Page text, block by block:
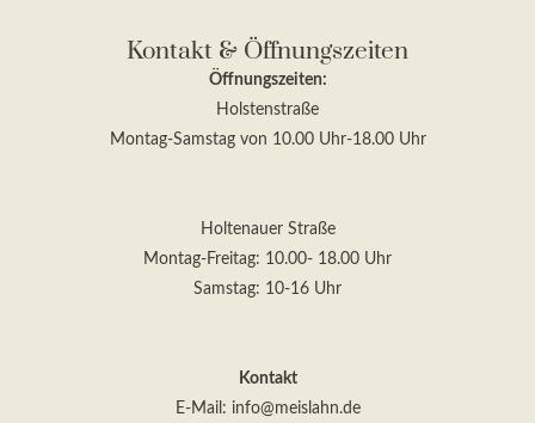
Kontakt & Öffnungszeiten
Öffnungszeiten:
Holstenstraße
Montag-Samstag von 10.00 Uhr-18.00 Uhr
Holtenauer Straße
Montag-Freitag: 10.00- 18.00 Uhr
Kontakt
E-Mail: info@meislahn.de